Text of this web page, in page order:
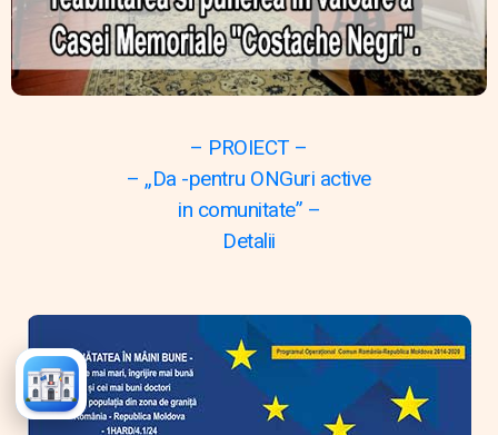
– PROIECT –
– „Da -pentru ONGuri active
in comunitate” –
Detalii